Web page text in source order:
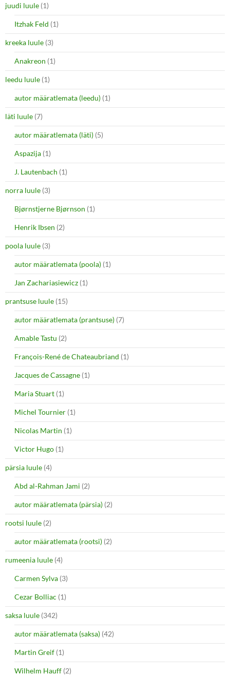
juudi luule (1)
Itzhak Feld (1)
kreeka luule (3)
Anakreon (1)
leedu luule (1)
autor määratlemata (leedu) (1)
läti luule (7)
autor määratlemata (läti) (5)
Aspazija (1)
J. Lautenbach (1)
norra luule (3)
Bjørnstjerne Bjørnson (1)
Henrik Ibsen (2)
poola luule (3)
autor määratlemata (poola) (1)
Jan Zachariasiewicz (1)
prantsuse luule (15)
autor määratlemata (prantsuse) (7)
Amable Tastu (2)
François-René de Chateaubriand (1)
Jacques de Cassagne (1)
Maria Stuart (1)
Michel Tournier (1)
Nicolas Martin (1)
Victor Hugo (1)
pärsia luule (4)
Abd al-Rahman Jami (2)
autor määratlemata (pärsia) (2)
rootsi luule (2)
autor määratlemata (rootsi) (2)
rumeenia luule (4)
Carmen Sylva (3)
Cezar Bolliac (1)
saksa luule (342)
autor määratlemata (saksa) (42)
Martin Greif (1)
Wilhelm Hauff (2)